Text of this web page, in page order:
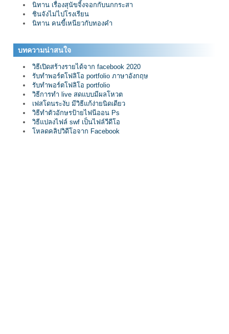
นิทาน เรื่องสุนัขจิ้งจอกกับนกกระสา
ชินจังไม่ไปโรงเรียน
นิทาน คนขี้เหนียวกับทองคำ
บทความน่าสนใจ
วิธีเปิดสร้างรายได้จาก facebook 2020
รับทำพอร์ตโฟลิโอ portfolio ภาษาอังกฤษ
รับทำพอร์ตโฟลิโอ portfolio
วิธีการทำ live สดแบบมีผลโหวต
เฟสโดนระงับ มีวิธีแก้ง่ายนิดเดียว
วิธีทำตัวอักษรป้ายไฟนีออน Ps
วิธีแปลงไฟล์ swf เป็นไฟล์วีดีโอ
โหลดคลิปวิดีโอจาก Facebook